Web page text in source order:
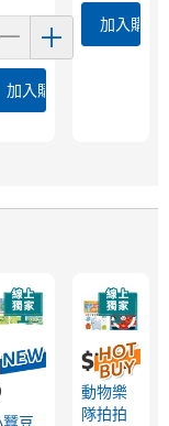
加入購物車
加入購物
$749
動物樂
隊拍拍